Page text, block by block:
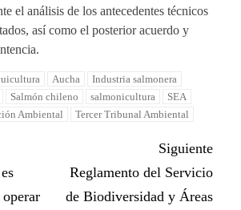
el análisis de los antecedentes técnicos
así como el posterior acuerdo y
Aucha
Industria salmonera
Salmón chileno salmonicultura
SEA
Ambiental
Tercer Tribunal Ambiental
Siguiente
Reglamento del Servicio
de Biodiversidad y Áreas